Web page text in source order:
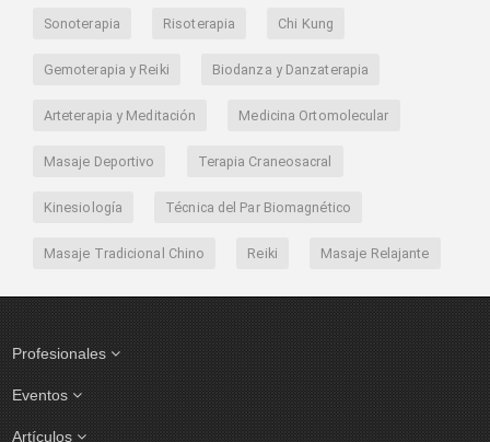
Sonoterapia Risoterapia Chi Kung
Gemoterapia y Reiki Biodanza y Danzaterapia
Arteterapia y Meditación Medicina Ortomolecular
Masaje Deportivo Terapia Craneosacral
Kinesiología Técnica del Par Biomagnético
Masaje Tradicional Chino Reiki Masaje Relajante
Profesionales
Eventos
Artículos